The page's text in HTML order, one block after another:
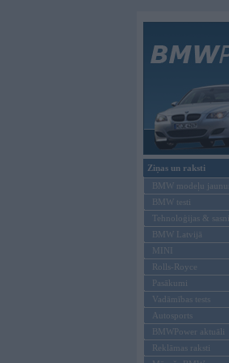
Ziņas un raksti
BMW modeļu
BMW testi
Tehnoloģijas &
BMW Latvijā
MINI
Rolls-Royce
Pasākumi
Vadāmības tests
Autosports
BMWPower aktuāli
Reklāmas raksti